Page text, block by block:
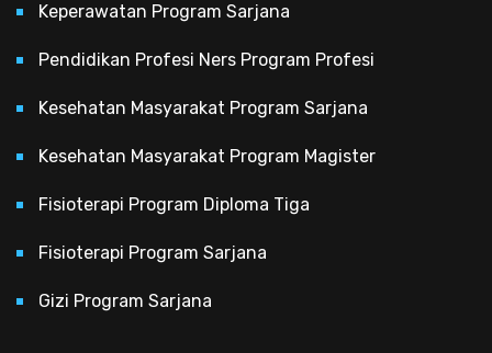
Keperawatan Program Sarjana
Pendidikan Profesi Ners Program Profesi
Kesehatan Masyarakat Program Sarjana
Kesehatan Masyarakat Program Magister
Fisioterapi Program Diploma Tiga
Fisioterapi Program Sarjana
Gizi Program Sarjana